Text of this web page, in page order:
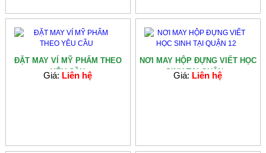
ĐẶT MAY VÍ MỸ PHẨM THEO
YÊU CẦU
Giá: Liên hệ
NƠI MAY HỘP ĐỰNG VIẾT HỌC
SINH TẠI QUẬN...
Giá: Liên hệ